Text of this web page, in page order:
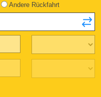
Andere Rückfahrt